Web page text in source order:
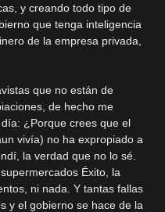
y creando todo tipo de
que tenga inteligencia
de la empresa privada,
que no están de
de hecho me
¿Porque crees que el
vivía) no ha expropiado a
la verdad que no lo sé.
Éxito, la
ni nada. Y tantas fallas
y el gobierno se hace de la